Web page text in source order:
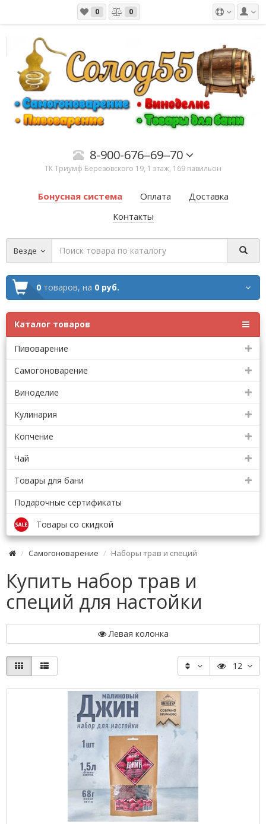
0 0
8-900-676‒69‒70
ТК ​Триумф​ Березовского 19, 1 этаж, 169 павильон
Бонусная система Оплата
Доставка
Контакты
Везде
0 товаров, на 0 руб.
Каталог товаров
Пивоварение
Самогоноварение
Виноделие
Кулинария
Копчение
Чай
Товары для бани
Подарочные сертификаты
Товары со скидкой
Самогоноварение Наборы трав и специй
Купить набор трав и
специй для настойки
Левая колонка
12